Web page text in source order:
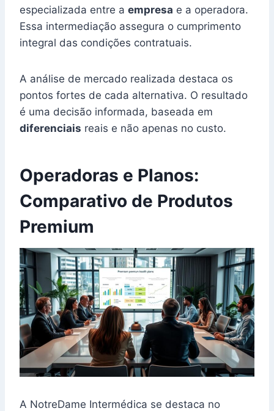
especializada entre a empresa e a operadora.
Essa intermediação assegura o cumprimento
integral das condições contratuais.
A análise de mercado realizada destaca os
pontos fortes de cada alternativa. O resultado
é uma decisão informada, baseada em
diferenciais reais e não apenas no custo.
Operadoras e Planos:
Comparativo de Produtos
Premium
A NotreDame Intermédica se destaca no